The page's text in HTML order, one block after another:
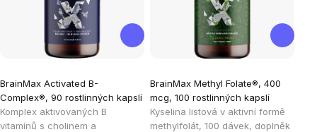
BrainMax Activated B-
Complex®, 90 rostlinných kapslí
Komplex aktivovaných B
vitamínů s cholinem a
hodnocení
produktu
je
BrainMax Methyl Folate®, 400
mcg, 100 rostlinných kapslí
Kyselina listová v aktivní formě
methylfolát, 100 dávek, doplněk
hodnocení
produktu
je